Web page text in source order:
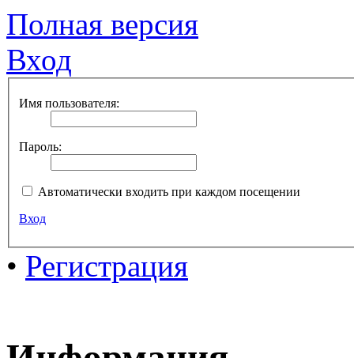
Полная версия
Вход
Имя пользователя:
Пароль:
Автоматически входить при каждом посещении
Вход
• Регистрация